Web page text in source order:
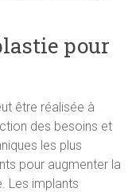
pour
être réalisée à
des besoins et
les plus
pour augmenter la
Les implants